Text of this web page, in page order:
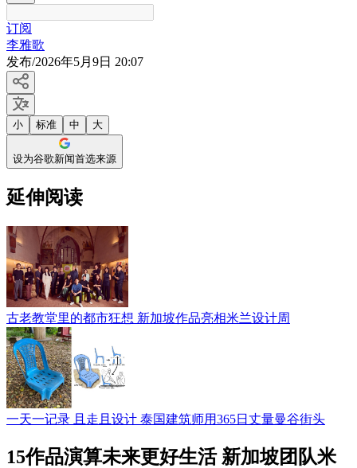
订阅
李雅歌
发布/2026年5月9日 20:07
小 标准 中 大
设为谷歌新闻首选来源
延伸阅读
古老教堂里的都市狂想 新加坡作品亮相米兰设计周
一天一记录 且走且设计 泰国建筑师用365日丈量曼谷街头
15作品演算未来更好生活 新加坡团队米